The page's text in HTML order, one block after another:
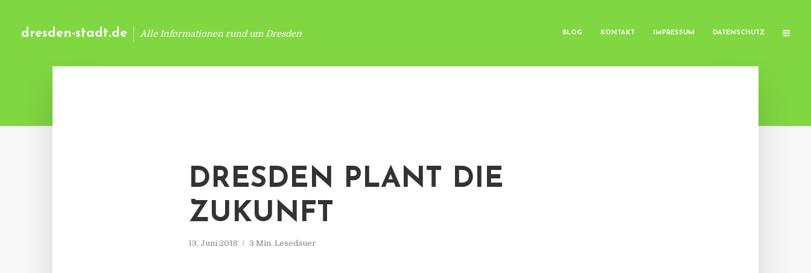
dresden-stadt.de Alle Informationen rund um Dresden BLOG KONTAKT IMPRESSUM DATENSCHUTZ
DRESDEN PLANT DIE
ZUKUNFT
13. Juni 2018 3 Min. Lesedauer